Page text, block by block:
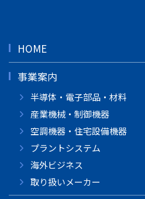
HOME
事業案内
半導体・電子部品・材料
産業機械・制御機器
空調機器・住宅設備機器
プラントシステム
海外ビジネス
取り扱いメーカー